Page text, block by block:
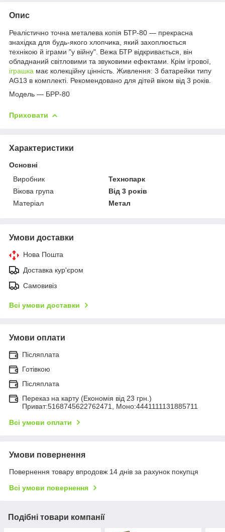
Опис
Реалістично точна металева копія БТР-80 — прекрасна
знахідка для будь-якого хлопчика, який захоплюється
технікою й іграми "у війну". Вежа БТР відкривається, він
обладнаний світловими та звуковими ефектами. Крім ігрової,
іграшка має колекційну цінність. Живлення: 3 батарейки типу
AG13 в комплекті. Рекомендовано для дітей віком від 3 років.
Модель — БРР-80
Приховати
Характеристики
Основні
Виробник
Технопарк
Вікова група
Від 3 років
Матеріал
Метал
Умови доставки
Нова Пошта
Доставка кур'єром
Самовивіз
Всі умови доставки
Умови оплати
Післяплата
Готівкою
Післяплата
Переказ на карту (Економія від 23 грн.)
Приват:5168745622762471, Моно:4441111131885711
Всі умови оплати
Умови повернення
Повернення товару впродовж 14 днів за рахунок покупця
Всі умови повернення
Подібні товари компанії